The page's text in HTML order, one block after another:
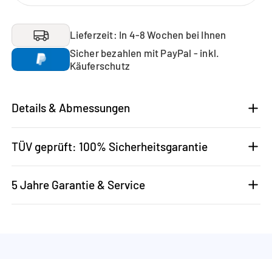
Lieferzeit: In 4-8 Wochen bei Ihnen
Sicher bezahlen mit PayPal - inkl.
Käuferschutz
Details & Abmessungen
TÜV geprüft: 100% Sicherheitsgarantie
5 Jahre Garantie & Service